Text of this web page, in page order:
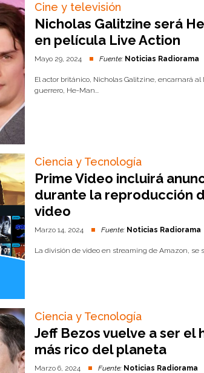
Cine y televisión
Nicholas Galitzine será
en película Live Action
Mayo 29, 2024 Fuente: Noticias Radiorama
El actor británico, Nicholas Galitzine, encarnará al
guerrero, He-Man...
Ciencia y Tecnología
Prime Video incluirá
durante la reproducción
video
Marzo 14, 2024 Fuente: Noticias Radiorama
La división de video en streaming de Amazon, se
Ciencia y Tecnología
Jeff Bezos vuelve a ser el
más rico del planeta
Marzo 6, 2024 Fuente: Noticias Radiorama